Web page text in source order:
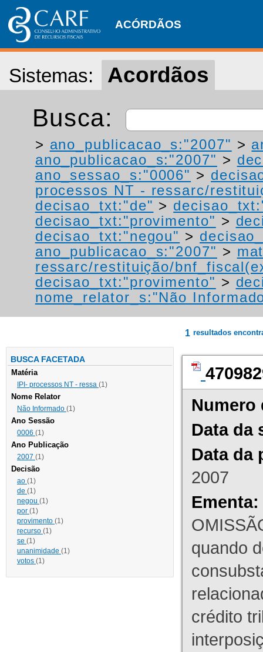
ACÓRDÃOS
Sistemas: Acordãos
Busca:
> ano_publicacao_s:"2007" >
ano_publicacao_s:"2007" >
ano_sessao_s:"0006" >
processos NT - ressarc/
decisao_txt:"de" >
decisao_txt:"provimento" >
decisao_txt:"negou" >
ano_publicacao_s:"2007" >
ressarc/restituição/
decisao_txt:"provimento" >
nome_relator_s:"Não
BUSCA FACETADA
Matéria
IPI- processos NT - ressa (1)
Nome Relator
Não Informado (1)
Ano Sessão
0006 (1)
Ano Publicação
2007 (1)
Decisão
ao (1)
de (1)
negou (1)
por (1)
provimento (1)
recurso (1)
se (1)
unanimidade (1)
votos (1)
1 resultados
Numero
Data da
Data da
2007
Ementa:
quando
crédito